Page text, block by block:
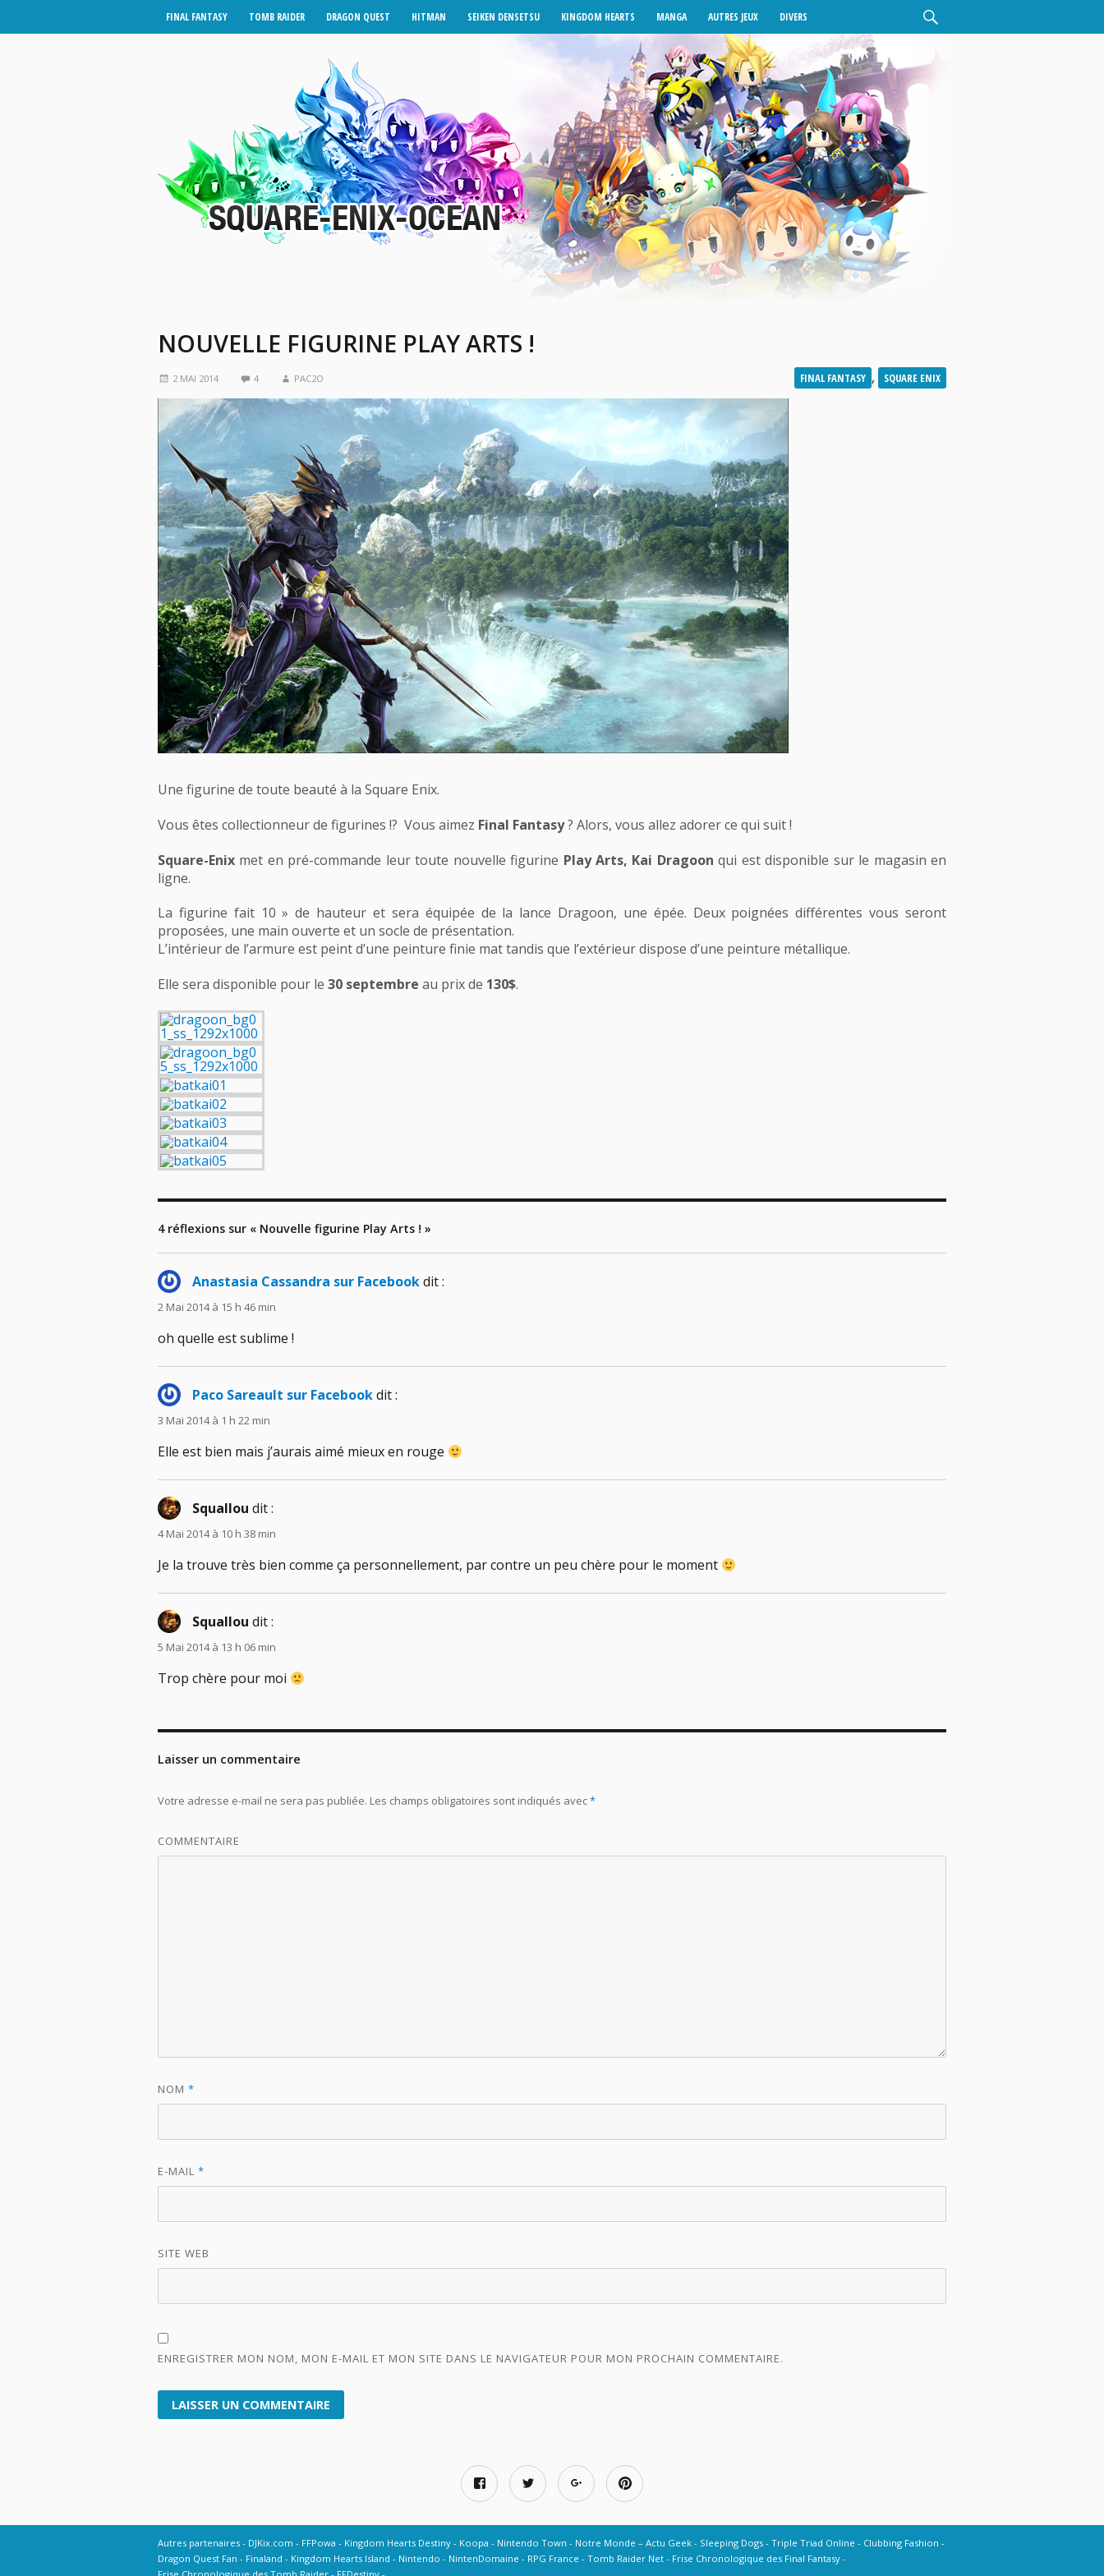
FINAL FANTASY TOMB RAIDER DRAGON QUEST HITMAN SEIKEN DENSETSU KINGDOM HEARTS MANGA AUTRES JEUX DIVERS
NOUVELLE FIGURINE PLAY ARTS !
FINAL FANTASY , SQUARE ENIX
2 MAI 2014 4 PAC2O
Une figurine de toute beauté à la Square Enix.
Vous êtes collectionneur de figurines !? Vous aimez Final Fantasy? Alors, vous allez adorer ce qui suit !
Square-Enix met en pré-commande leur toute nouvelle figurine Play Arts, Kai Dragoon qui est disponible sur le magasin en
ligne.
La figurine fait 10 » de hauteur et sera équipée de la lance Dragoon, une épée. Deux poignées différentes vous seront
proposées, une main ouverte et un socle de présentation.
L’intérieur de l’armure est peint d’une peinture finie mat tandis que l’extérieur dispose d’une peinture métallique.
Elle sera disponible pour le 30 septembre au prix de 130$.
4 réflexions sur « Nouvelle figurine Play Arts ! »
Anastasia Cassandra sur Facebookdit :
2 Mai 2014 à 15 h 46 min
oh quelle est sublime !
Paco Sareault sur Facebookdit :
3 Mai 2014 à 1 h 22 min
Elle est bien mais j’aurais aimé mieux en rouge
Squallou dit :
4 Mai 2014 à 10 h 38 min
Je la trouve très bien comme ça personnellement, par contre un peu chère pour le moment
Squallou dit :
5 Mai 2014 à 13 h 06 min
Trop chère pour moi
Laisser un commentaire
Votre adresse e-mail ne sera pas publiée. Les champs obligatoires sont indiqués avec*
COMMENTAIRE
NOM *
E-MAIL *
SITE WEB
ENREGISTRER MON NOM, MON E-MAIL ET MON SITE DANS LE NAVIGATEUR POUR MON PROCHAIN COMMENTAIRE.
Autres partenaires DJKix.com FFPowa Kingdom Hearts Destiny Koopa Nintendo Town Notre Monde – Actu Geek Sleeping Dogs Triple Triad Online
Clubbing Fashion
Dragon Quest Fan
Finaland Kingdom Hearts Island Nintendo NintenDomaine RPG France Tomb Raider Net
Frise Chronologique des Final Fantasy